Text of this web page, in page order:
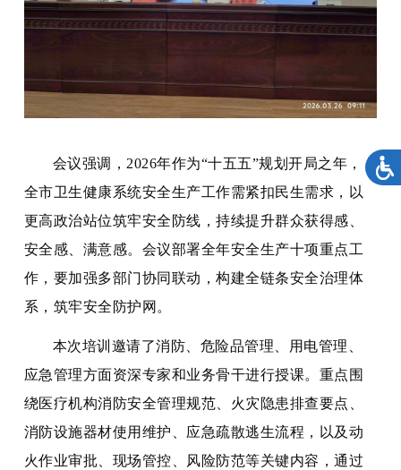
会议强调，2026年作为“十五五”规划开局之年，
全市卫生健康系统安全生产工作需紧扣民生需求，以
更高政治站位筑牢安全防线，持续提升群众获得感、
安全感、满意感。会议部署全年安全生产十项重点工
作，要加强多部门协同联动，构建全链条安全治理体
系，筑牢安全防护网。
本次培训邀请了消防、危险品管理、用电管理、
应急管理方面资深专家和业务骨干进行授课。重点围
绕医疗机构消防安全管理规范、火灾隐患排查要点、
消防设施器材使用维护、应急疏散逃生流程，以及动
火作业审批、现场管控、风险防范等关键内容，通过